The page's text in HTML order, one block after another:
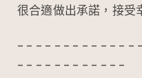
很合適做出承諾，接受
– – – – – – – – – – – – –
– – – – – – – – – – – –